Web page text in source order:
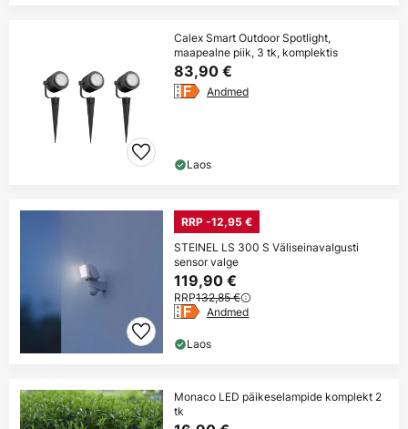
Calex Smart Outdoor Spotlight,
maapealne piik, 3 tk, komplektis
83,90 €
Andmed
Laos
RRP -12,95 €
STEINEL LS 300 S Väliseinavalgusti
sensor valge
119,90 €
RRP132,85 €
Andmed
Laos
Monaco LED päikeselampide komplekt 2
tk